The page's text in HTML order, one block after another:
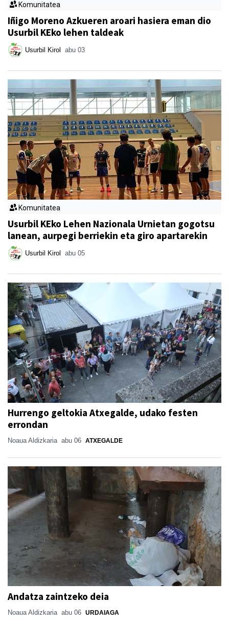
Komunitatea
Iñigo Moreno Azkueren aroari hasiera eman dio
Usurbil KEko lehen taldeak
Usurbil Kirol abu 03
Komunitatea
Usurbil KEko Lehen Nazionala Urnietan gogotsu
lanean, aurpegi berriekin eta giro apartarekin
Usurbil Kirol abu 05
Hurrengo geltokia Atxegalde, udako festen
errondan
Noaua Aldizkaria abu 06 ATXEGALDE
Andatza zaintzeko deia
Noaua Aldizkaria abu 06 URDAIAGA